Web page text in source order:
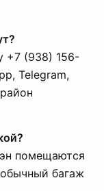
+7 (938) 156-
Telegram,
помещаются
багаж